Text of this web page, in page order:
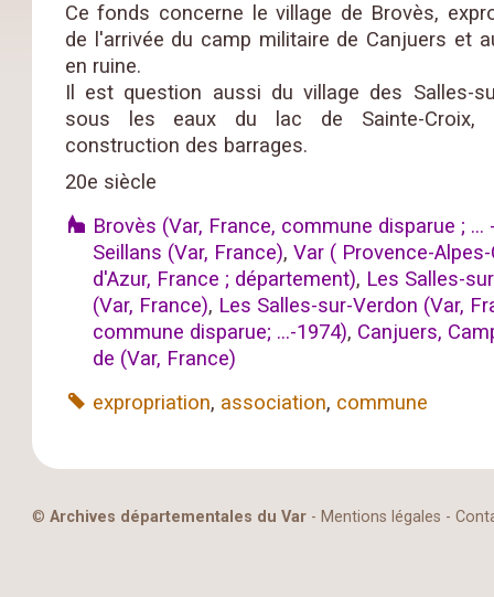
Ce fonds concerne le village de Brovès,
de l'arrivée du camp militaire de Canjuers et
en ruine.
Il est question aussi du village des Salles-
sous les eaux du lac de Sainte-Croix,
construction des barrages.
20e siècle
Brovès (Var, France, commune disparue ; ...
Seillans (Var, France), Var ( Provence-
d'Azur, France ; département), Les Salles-
(Var, France), Les Salles-sur-Verdon (Var,
commune disparue; ...-1974), Canjuers,
de (Var, France)
expropriation, association, commune
©Archives départementales du Var - Mentions légales -